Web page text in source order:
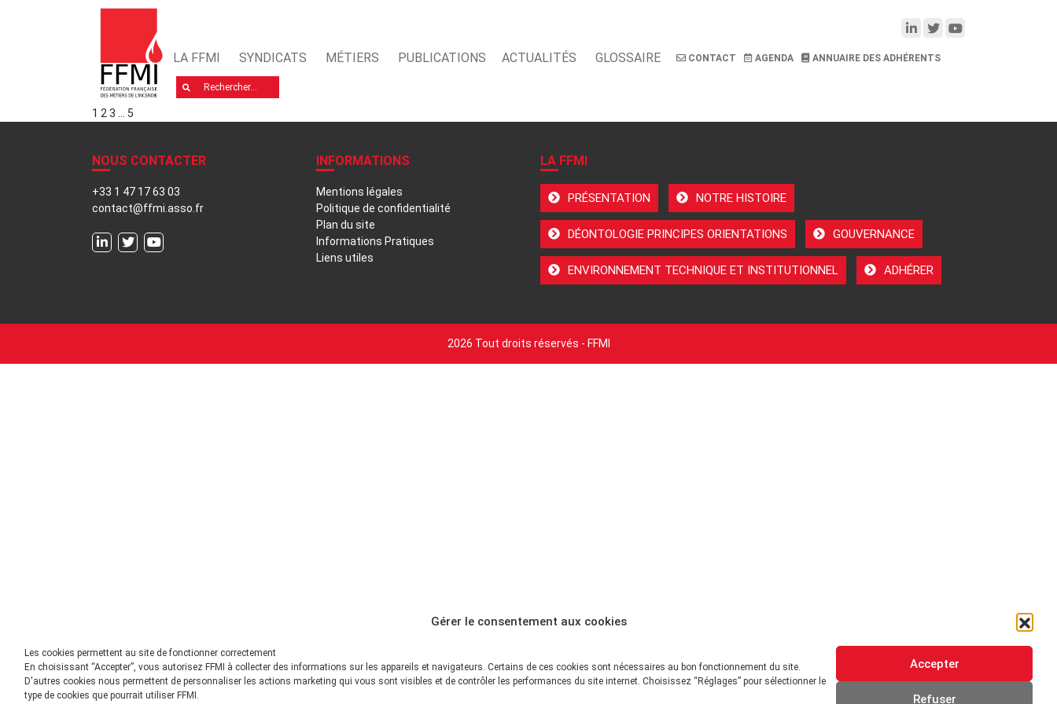
Gérer le consentement aux cookies
Les cookies permettent au site de fonctionner correctement
En choisissant “Accepter”, vous autorisez FFMI à collecter des informations sur les appareils et navigateurs. Certains de ces cookies sont nécessaires au bon fonctionnement du site.
D'autres cookies nous permettent de personnaliser les actions marketing qui vous sont visibles et de contrôler les performances du site internet. Choisissez “Réglages” pour sélectionner le
type de cookies que pourrait utiliser FFMI.
Accepter
Refuser
LA FFMI SYNDICATS MÉTIERS PUBLICATIONS ACTUALITÉS GLOSSAIRE CONTACT AGENDA ANNUAIRE DES ADHÉRENTS
Rechercher
1 2 3 5
NOUS CONTACTER
+33 1 47 17 63 03
contact@ffmi.asso.fr
INFORMATIONS
Mentions légales
Politique de confidentialité
Plan du site
Informations Pratiques
Liens utiles
LA FFMI
PRÉSENTATION NOTRE HISTOIRE
DÉONTOLOGIE PRINCIPES ORIENTATIONS GOUVERNANCE
ENVIRONNEMENT TECHNIQUE ET INSTITUTIONNEL ADHÉRER
2026 Tout droits réservés - FFMI